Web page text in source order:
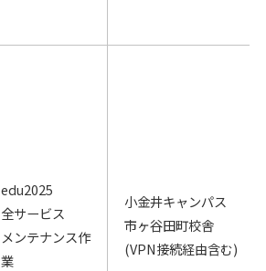
edu2025
全サービス
メンテナンス作
業
小金井キャンパス
市ヶ谷田町校舎
(VPN接続経由含む)